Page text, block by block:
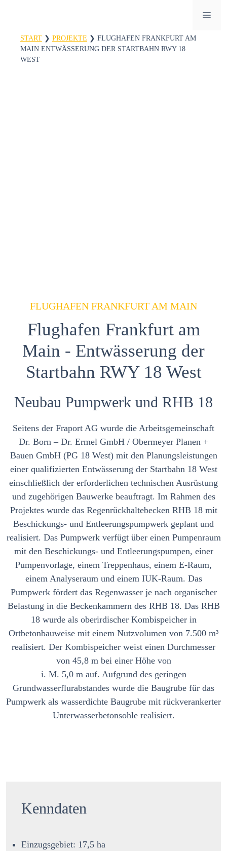
springenSTART ❯ PROJEKTE ❯ FLUGHAFEN FRANKFURT AM
MAIN ENTWÄSSERUNG DER STARTBAHN RWY 18
WEST
FLUGHAFEN FRANKFURT AM MAIN
Flughafen Frankfurt am
Main - Entwässerung der
Startbahn RWY 18 West
Neubau Pumpwerk und RHB 18
Seitens der Fraport AG wurde die Arbeitsgemeinschaft
Dr. Born – Dr. Ermel GmbH / Obermeyer Planen +
Bauen GmbH (PG 18 West) mit den Planungsleistungen
einer qualifizierten Entwässerung der Startbahn 18 West
einschließlich der erforderlichen technischen Ausrüstung
und zugehörigen Bauwerke beauftragt. Im Rahmen des
Projektes wurde das Regenrückhaltebecken RHB 18 mit
Beschickungs- und Entleerungspumpwerk geplant und
realisiert. Das Pumpwerk verfügt über einen Pumpenraum
mit den Beschickungs- und Entleerungspumpen, einer
Pumpenvorlage, einem Treppenhaus, einem E-Raum,
einem Analyseraum und einem IUK-Raum. Das
Pumpwerk fördert das Regenwasser je nach organischer
Belastung in die Beckenkammern des RHB 18. Das RHB
18 wurde als oberirdischer Kombispeicher in
Ortbetonbauweise mit einem Nutzvolumen von 7.500 m³
realisiert. Der Kombispeicher weist einen Durchmesser
von 45,8 m bei einer Höhe von
i. M. 5,0 m auf. Aufgrund des geringen
Grundwasserflurabstandes wurde die Baugrube für das
Pumpwerk als wasserdichte Baugrube mit rückverankerter
Unterwasserbetonsohle realisiert.
Kenndaten
Einzugsgebiet: 17,5 ha